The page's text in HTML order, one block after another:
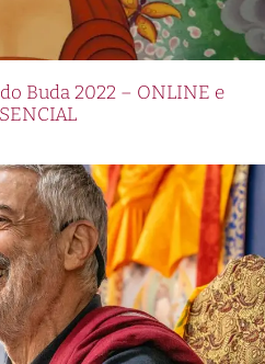
Buda 2022 – ONLINE e